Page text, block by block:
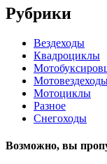
Рубрики
Вездеходы
Квадроциклы
Мотоциклы
Разное
Снегоходы
Возможно, вы